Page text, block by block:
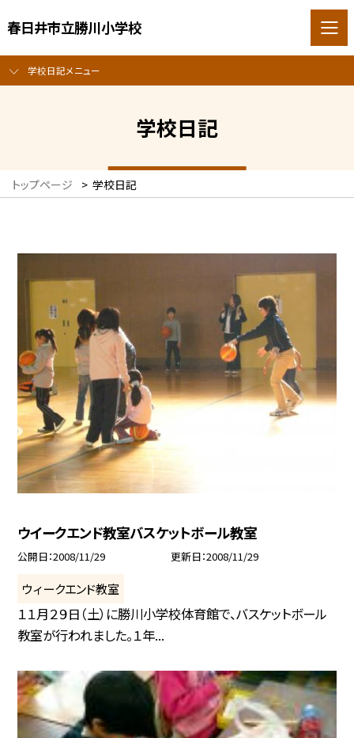
春日井市立勝川小学校
学校日記メニュー
学校日記
トップページ > 学校日記
ウイークエンド教室バスケットボール教室
公開日 2008/11/29 更新日 2008/11/29
ウィークエンド教室
１１月２９日（土）に勝川小学校体育館で、バスケットボール
教室が行われました。１年...